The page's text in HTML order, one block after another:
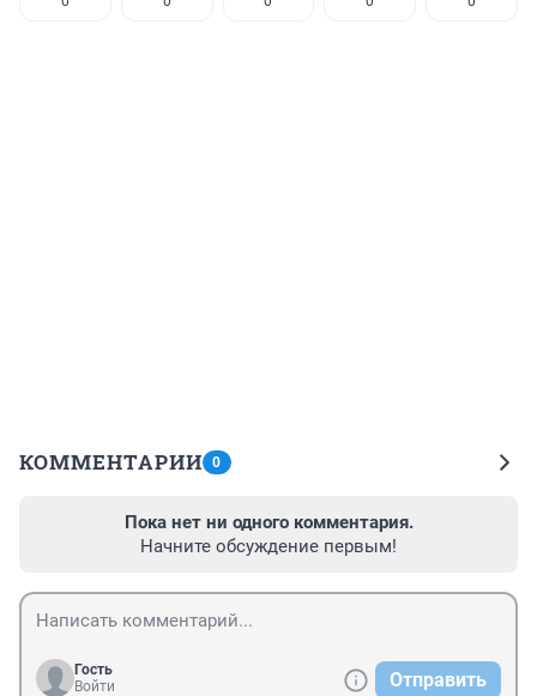
КОММЕНТАРИИ 0
Пока нет ни одного комментария.
Начните обсуждение первым!
Гость
Войти
Отправить